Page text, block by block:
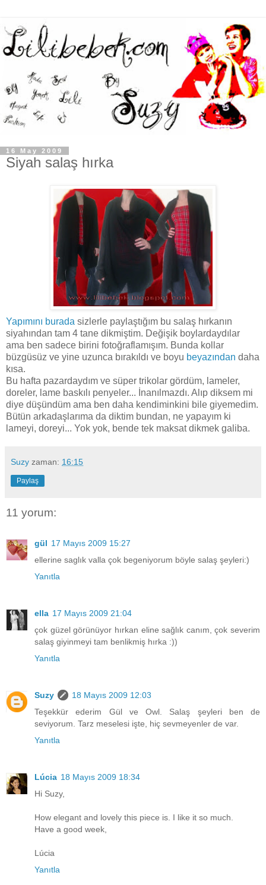
16 May 2009
Siyah salaş hırka
Yapımını burada sizlerle paylaştığım bu salaş hırkanın
siyahından tam 4 tane dikmiştim. Değişik boylardaydılar
ama ben sadece birini fotoğraflamışım. Bunda kollar
büzgüsüz ve yine uzunca bırakıldı ve boyu beyazından daha
kısa.
Bu hafta pazardaydım ve süper trikolar gördüm, lameler,
doreler, lame baskılı penyeler... İnanılmazdı. Alıp diksem mi
diye düşündüm ama ben daha kendiminkini bile giyemedim.
Bütün arkadaşlarıma da diktim bundan, ne yapayım ki
lameyi, doreyi... Yok yok, bende tek maksat dikmek galiba.
Suzy zaman: 16:15
Paylaş
11 yorum:
gül 17 Mayıs 2009 15:27
ellerine saglık valla çok begeniyorum böyle salaş şeyleri:)
Yanıtla
ella 17 Mayıs 2009 21:04
çok güzel görünüyor hırkan eline sağlık canım, çok severim
salaş giyinmeyi tam benlikmiş hırka :))
Yanıtla
Suzy
18 Mayıs 2009 12:03
Teşekkür ederim Gül ve Owl. Salaş şeyleri ben de
seviyorum. Tarz meselesi işte, hiç sevmeyenler de var.
Yanıtla
Lúcia 18 Mayıs 2009 18:34
Hi Suzy,
How elegant and lovely this piece is. I like it so much.
Have a good week,
Lúcia
Yanıtla